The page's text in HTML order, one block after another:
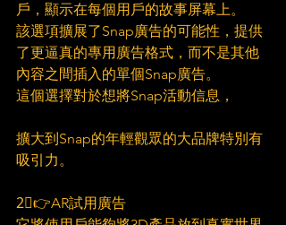
戶，顯示在每個用戶的故事屏幕上。
該選項擴展了Snap廣告的可能性，提供
了更逼真的專用廣告格式，而不是其他
內容之間插入的單個Snap廣告。
這個選擇對於想將Snap活動信息，
擴大到Snap的年輕觀眾的大品牌特別有
吸引力。
2⃣👉AR試用廣告